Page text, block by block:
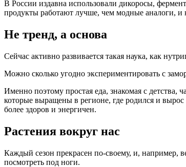
В России издавна использовали дикоросы,
продукты работают лучше, чем модные аналоги, и
Не тренд, а основа
Сейчас активно развивается такая наука, как
Можно сколько угодно экспериментировать с
Именно поэтому простая еда, знакомая с
которые выращены в регионе, где родился и
более здоров и энергичен.
Растения вокруг нас
Каждый сезон прекрасен по-своему, и, например,
посмотреть под ноги.